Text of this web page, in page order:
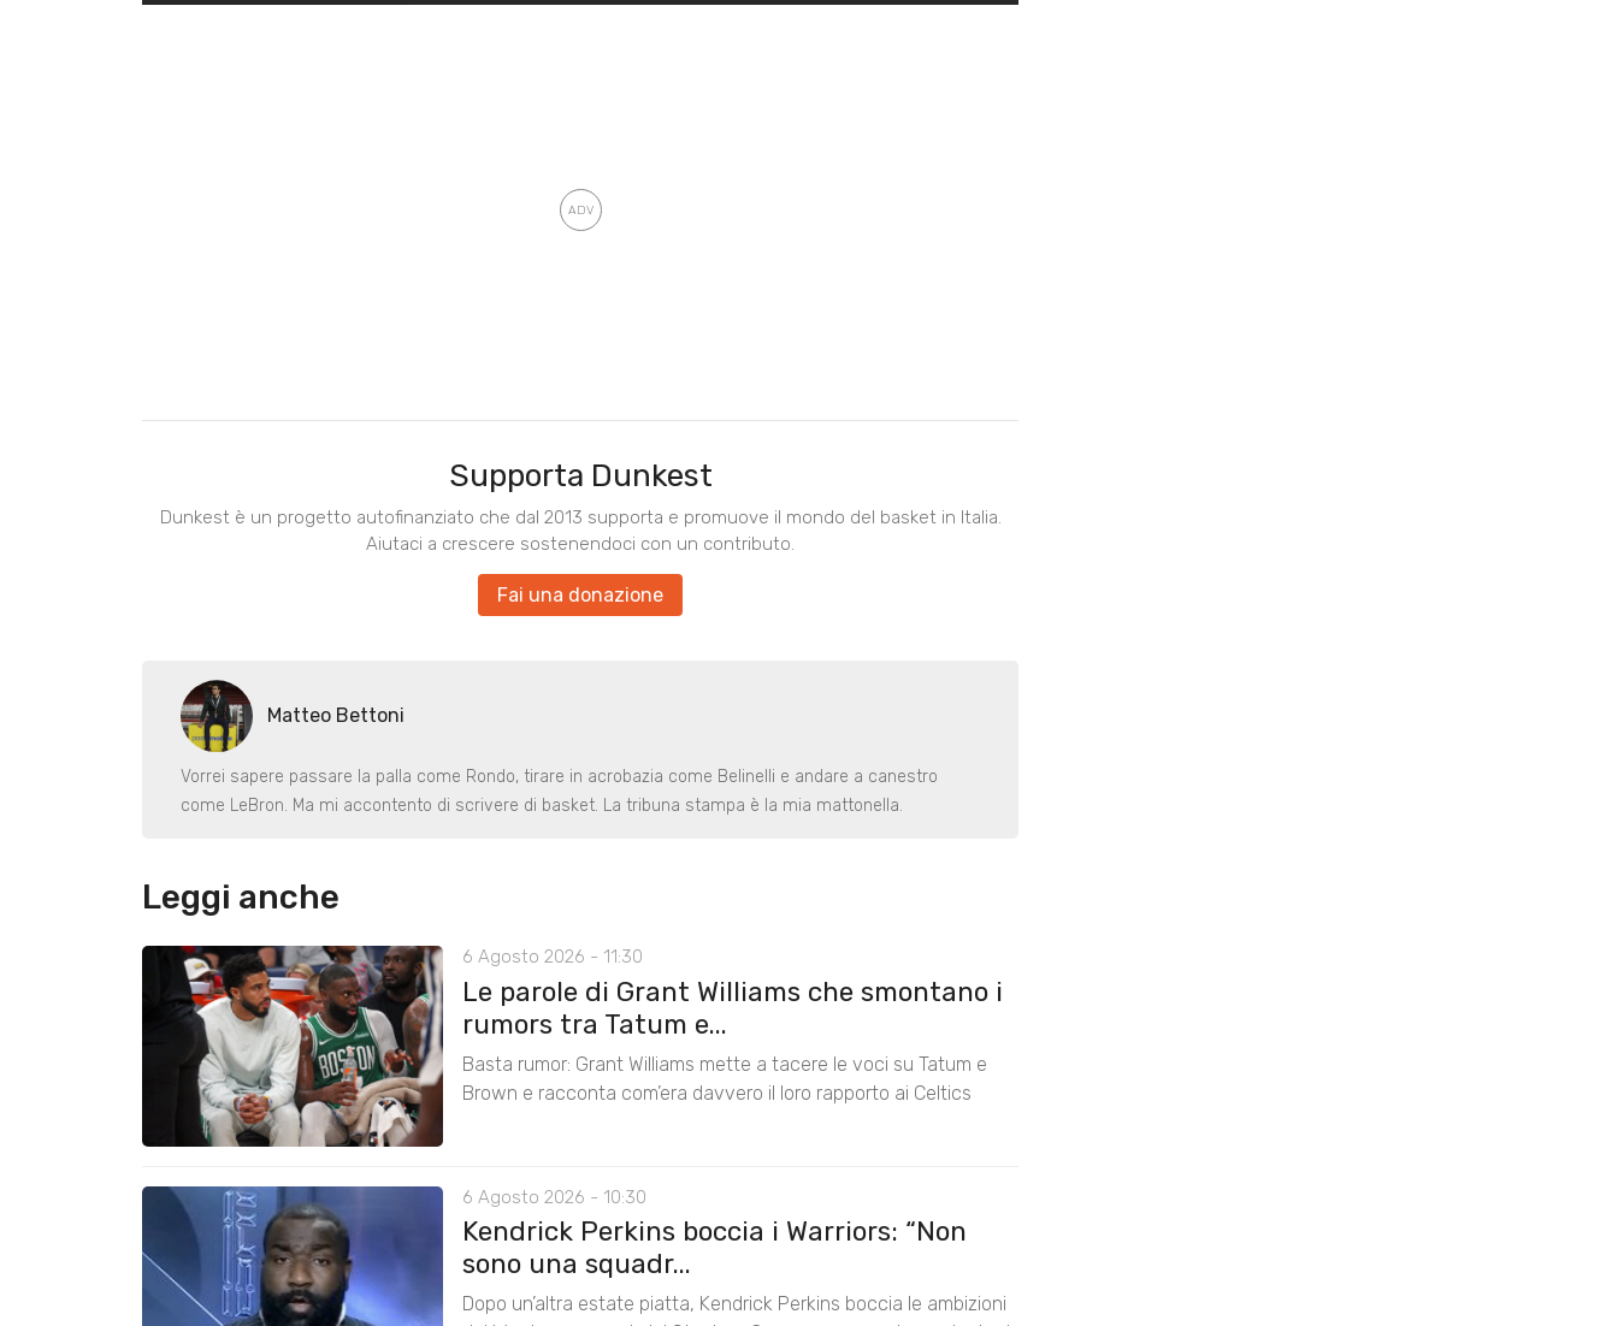
Supporta Dunkest
Dunkest è un progetto autofinanziato che dal 2013 supporta e promuove il mondo del basket in Italia.
Aiutaci a crescere sostenendoci con un contributo.
Fai una donazione
Matteo Bettoni
Vorrei sapere passare la palla come Rondo, tirare in acrobazia come Belinelli e andare a canestro
come LeBron. Ma mi accontento di scrivere di basket. La tribuna stampa è la mia mattonella.
Leggi anche
6 Agosto 2026 - 11:30
Le parole di Grant Williams che smontano i
rumors tra Tatum e...
Basta rumor: Grant Williams mette a tacere le voci su Tatum e
Brown e racconta com’era davvero il loro rapporto ai Celtics
6 Agosto 2026 - 10:30
Kendrick Perkins boccia i Warriors: “Non
sono una squadr...
Dopo un’altra estate piatta, Kendrick Perkins boccia le ambizioni